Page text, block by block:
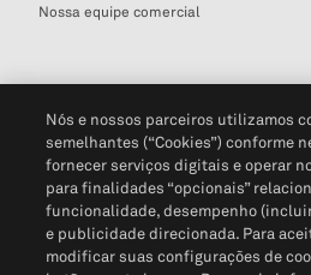
Nossa equipe comercial
Definições de cookies
Disclaimers Legais Termos de Uso Aviso
Política de PrivacidadePortal de
Não Venda Minhas Informações Pessoais
Nós e nossos parceiros utilizamos
semelhantes (“Cookies”) conforme
fornecer serviços digitais e operar
para finalidades “opcionais”
funcionalidade, desempenho
e publicidade direcionada. Para
modificar suas configurações de